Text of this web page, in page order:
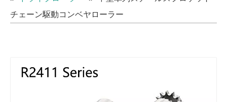
チェーン駆動コンベヤローラー